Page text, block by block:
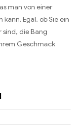
man von einer
Egal, ob Sie ein
die Bang
Geschmack